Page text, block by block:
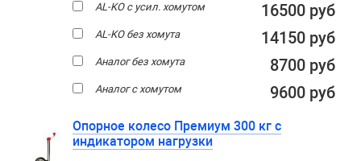
AL-KO с усил. хомутом 16500 руб
AL-KO без хомута 14150 руб
Аналог без хомута 8700 руб
Аналог с хомутом 9600 руб
Опорное колесо Премиум 300 кг с
индикатором нагрузки